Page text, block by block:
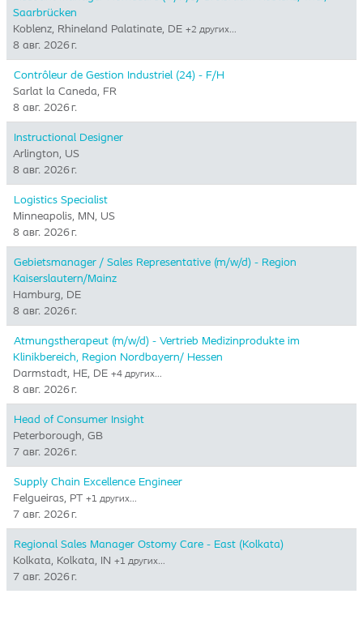
Saarbrücken
Koblenz, Rhineland Palatinate, DE +2 других…
8 авг. 2026 г.
Contrôleur de Gestion Industriel (24) - F/H
Sarlat la Caneda, FR
8 авг. 2026 г.
Instructional Designer
Arlington, US
8 авг. 2026 г.
Logistics Specialist
Minneapolis, MN, US
8 авг. 2026 г.
Gebietsmanager / Sales Representative (m/w/d) - Region
Kaiserslautern/Mainz
Hamburg, DE
8 авг. 2026 г.
Atmungstherapeut (m/w/d) - Vertrieb Medizinprodukte im
Klinikbereich, Region Nordbayern/ Hessen
Darmstadt, HE, DE +4 других…
8 авг. 2026 г.
Head of Consumer Insight
Peterborough, GB
7 авг. 2026 г.
Supply Chain Excellence Engineer
Felgueiras, PT +1 других…
7 авг. 2026 г.
Regional Sales Manager Ostomy Care - East (Kolkata)
Kolkata, Kolkata, IN +1 других…
7 авг. 2026 г.